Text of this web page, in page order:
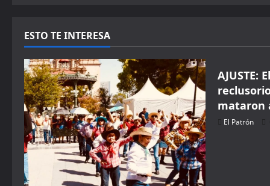
ESTO TE INTERESA
AJUSTE:
mataron
El Patrón